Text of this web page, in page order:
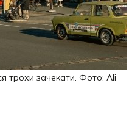
трохи зачекати. Фото: Ali